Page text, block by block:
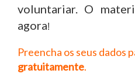
voluntariar. O
agora!
Preencha os seus dados
gratuitamente.